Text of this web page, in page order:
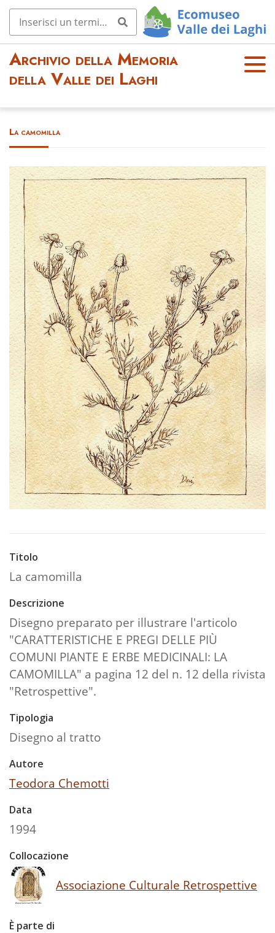
Archivio della Memoria
della Valle dei Laghi
OPE
La camomilla
Titolo
La camomilla
Descrizione
Disegno preparato per illustrare l'articolo
"CARATTERISTICHE E PREGI DELLE PIÙ
COMUNI PIANTE E ERBE MEDICINALI: LA
CAMOMILLA" a pagina 12 del n. 12 della rivista
"Retrospettive".
Tipologia
Disegno al tratto
Autore
Teodora Chemotti
Data
1994
Collocazione
Associazione Culturale Retrospettive
È parte di